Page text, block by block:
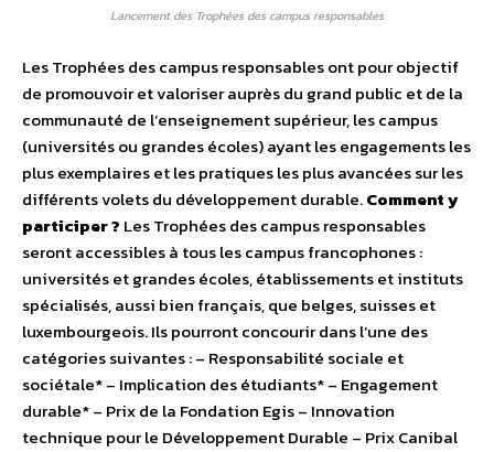
Lancement des Trophées des campus responsables
Les Trophées des campus responsables ont pour objectif
de promouvoir et valoriser auprès du grand public et de la
communauté de l’enseignement supérieur, les campus
(universités ou grandes écoles) ayant les engagements les
plus exemplaires et les pratiques les plus avancées sur les
différents volets du développement durable.Comment y
participer ? Les Trophées des campus responsables
seront accessibles à tous les campus francophones :
universités et grandes écoles, établissements et instituts
spécialisés, aussi bien français, que belges, suisses et
luxembourgeois. Ils pourront concourir dans l’une des
catégories suivantes : – Responsabilité sociale et
sociétale* – Implication des étudiants* – Engagement
durable* – Prix de la Fondation Egis – Innovation
technique pour le Développement Durable – Prix Canibal